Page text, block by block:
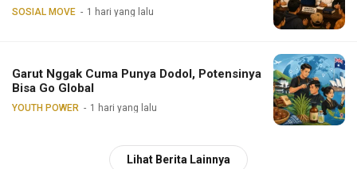
SOSIAL MOVE 1 hari yang lalu
Garut Nggak Cuma Punya Dodol, Potensinya
Bisa Go Global
YOUTH POWER 1 hari yang lalu
Lihat Berita Lainnya